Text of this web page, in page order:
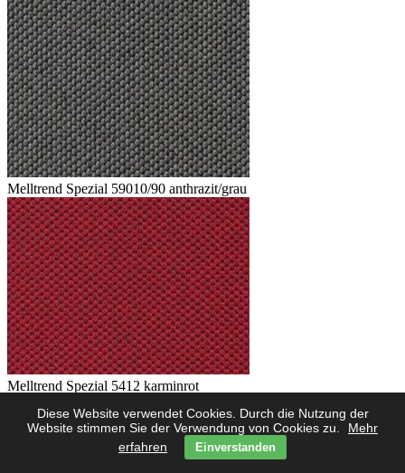
Diese Website verwendet Cookies. Durch die Nutzung der
Website stimmen Sie der Verwendung von Cookies zu.
Mehr
erfahren
Einverstanden
Melltrend Spezial 59010/90 anthrazit/grau
Melltrend Spezial 5412 karminrot